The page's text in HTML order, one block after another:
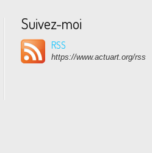
Suivez-moi
RSS
https://www.actuart.org/rss